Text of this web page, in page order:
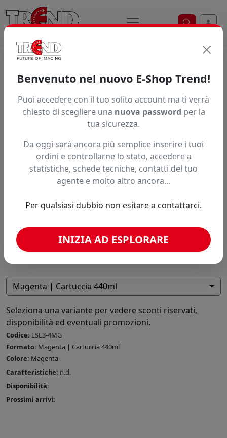
Ricerca
INCHIOSTRO ROLAND ECO-SOL MAX
Magenta | Cartuccia 440ml
Seleziona una variante per vedere sconti riservati,
disponibilità ed eventuali promozioni.
Codice: ESL3-4MG
Formato: Magenta | Cartuccia 440ml
Colore: Magenta
Caratteristiche: n.d.
Disponibilità:
Prossimi arrivi:
Benvenuto nel nuovo E-Shop Trend!
Puoi accedere con il tuo solito account ma ti verrà
chiesto di scegliere una nuova password per la
tua sicurezza.
Da oggi sarà ancora più semplice inserire i tuoi
ordini e controllarne lo stato, accedere a
statistiche, schede tecniche, contatti del tuo
agente e molto altro ancora...
Per qualsiasi dubbio non esitare a contattarci.
INIZIA AD ESPLORARE